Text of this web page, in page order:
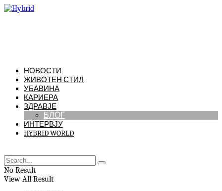
НОВОСТИ
ЖИВОТЕН СТИЛ
УБАВИНА
КАРИЕРА
ЗДРАВЈЕ
БЛОГ
ИНТЕРВЈУ
HYBRID WORLD
No Result
View All Result